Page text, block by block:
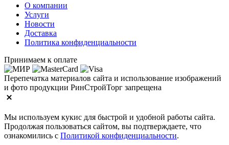
О компании
Услуги
Новости
Доставка
Политика конфиденциальности
Принимаем к оплате
Перепечатка материалов сайта и использование изображений
и фото продукции РинСтройТорг запрещена
Мы используем кукис для быстрой и удобной работы сайта.
Продолжая пользоваться сайтом, вы подтверждаете, что
ознакомились с Политикой конфиденциальности.